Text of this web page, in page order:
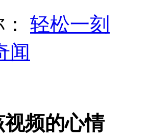
轻松一刻
闻
频的心情